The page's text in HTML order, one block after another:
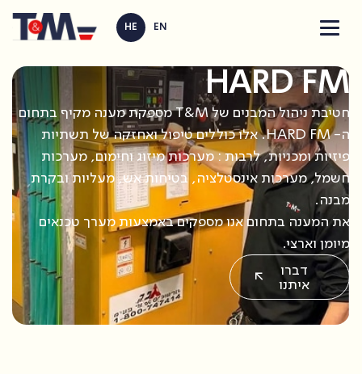
EN
HE
HARD FM
חטיבת ניהול המבנים של T&M מספקת מענה מקיף בתחום
ה- HARD FM. אלו כוללים טיפול ואחזקה של תשתיות
פיזיות ומכניות, לרבות : מערכות מיזוג וחימום, מערכות
חשמל, מערכות אינסטלציה, בטיחות אש, מעליות ובקרת
מבנה.
את המענה בתחום אנו מספקים באמצעות מערך טכנאים
מיומן וארצי.
דברו
איתנו